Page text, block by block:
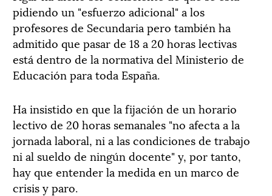
pidiendo un "esfuerzo adicional" a los
profesores de Secundaria pero también ha
admitido que pasar de 18 a 20 horas lectivas
está dentro de la normativa del Ministerio de
Educación para toda España.
Ha insistido en que la fijación de un horario
lectivo de 20 horas semanales "no afecta a la
jornada laboral, ni a las condiciones de trabajo
ni al sueldo de ningún docente" y, por tanto,
hay que entender la medida en un marco de
crisis y paro.